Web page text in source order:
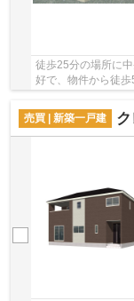
徒歩25分の場所に
好で、物件から徒
売買 | 新築一戸建
ク